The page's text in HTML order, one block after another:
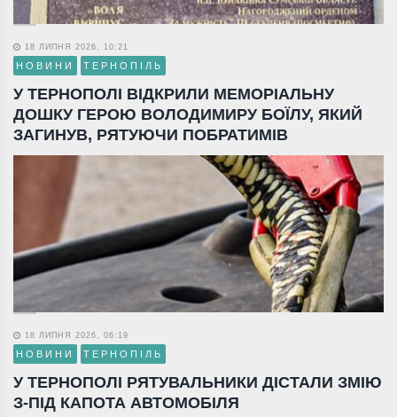
18 ЛИПНЯ 2026, 10:21
НОВИНИ ТЕРНОПІЛЬ
У ТЕРНОПОЛІ ВІДКРИЛИ МЕМОРІАЛЬНУ
ДОШКУ ГЕРОЮ ВОЛОДИМИРУ БОЇЛУ, ЯКИЙ
ЗАГИНУВ, РЯТУЮЧИ ПОБРАТИМІВ
18 ЛИПНЯ 2026, 06:19
НОВИНИ ТЕРНОПІЛЬ
У ТЕРНОПОЛІ РЯТУВАЛЬНИКИ ДІСТАЛИ ЗМІЮ
З-ПІД КАПОТА АВТОМОБІЛЯ